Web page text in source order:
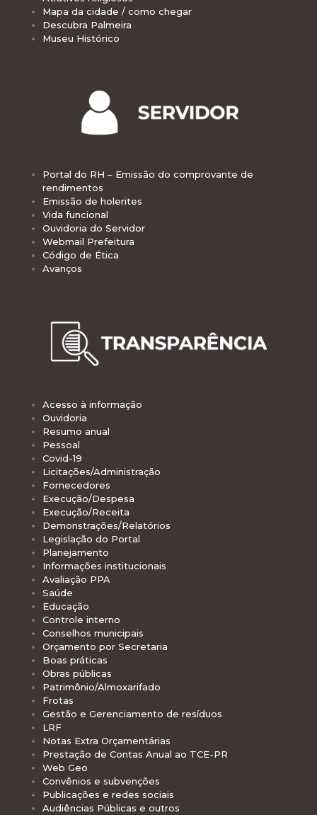
Mapa da cidade / como chegar
Descubra Palmeira
Museu Histórico
Portal do RH – Emissão do comprovante de
rendimentos
Emissão de holerites
Vida funcional
Ouvidoria do Servidor
Webmail Prefeitura
Código de Ética
Avanços
Acesso à informação
Ouvidoria
Resumo anual
Pessoal
Covid-19
Licitações/Administração
Fornecedores
Execução/Despesa
Execução/Receita
Demonstrações/Relatórios
Legislação do Portal
Planejamento
Informações institucionais
Avaliação PPA
Saúde
Educação
Controle interno
Conselhos municipais
Orçamento por Secretaria
Boas práticas
Obras públicas
Patrimônio/Almoxarifado
Frotas
Gestão e Gerenciamento de resíduos
LRF
Notas Extra Orçamentárias
Prestação de Contas Anual ao TCE-PR
Web Geo
Convênios e subvenções
Publicações e redes sociais
Audiências Públicas e outros